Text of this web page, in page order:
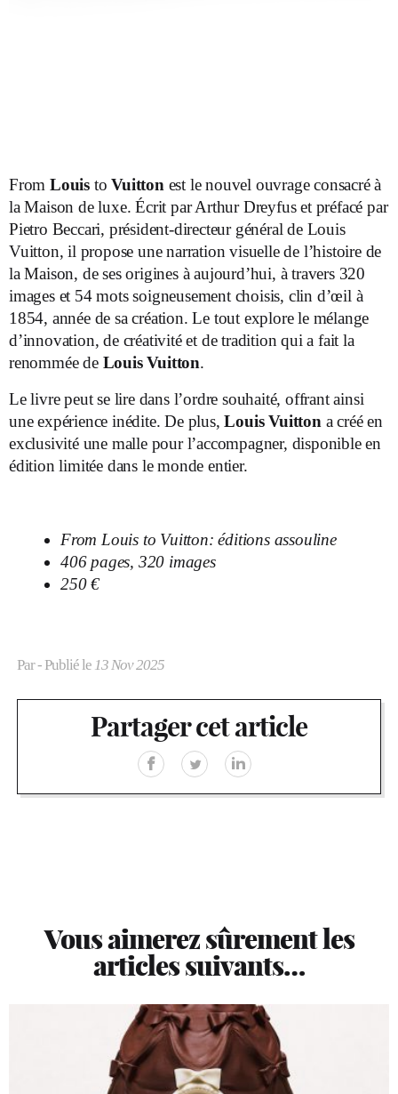
From Louis toVuitton est le nouvel ouvrage consacré à
la Maison de luxe. Écrit par Arthur Dreyfus et préfacé par
Pietro Beccari, président-directeur général de Louis
Vuitton, il propose une narration visuelle de l’histoire de
la Maison, de ses origines à aujourd’hui, à travers 320
images et 54 mots soigneusement choisis, clin d’œil à
1854, année de sa création. Le tout explore le mélange
d’innovation, de créativité et de tradition qui a fait la
renommée de Louis Vuitton.
Le livre peut se lire dans l’ordre souhaité, offrant ainsi
une expérience inédite. De plus,Louis Vuittona créé en
exclusivité une malle pour l’accompagner, disponible en
édition limitée dans le monde entier.
From Louis to Vuitton: éditions assouline
406 pages, 320 images
250 €
Par- Publié le 13 Nov 2025
Partager cet article
Vous aimerez sûrement les
articles suivants…